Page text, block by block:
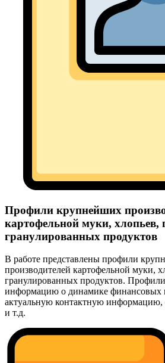
Профили крупнейших
картофельной муки, хлопьев,
гранулированных продуктов
В работе представлены профили
производителей картофельной муки,
гранулированных продуктов.
информацию о динамике финансовых
актуальную контактную информацию,
и т.д.